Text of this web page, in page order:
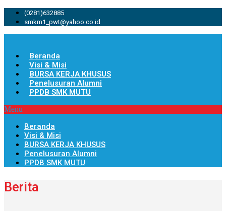
(0281)632885
smkm1_pwt@yahoo.co.id
Beranda
Visi & Misi
BURSA KERJA KHUSUS
Penelusuran Alumni
PPDB SMK MUTU
Menu
Beranda
Visi & Misi
BURSA KERJA KHUSUS
Penelusuran Alumni
PPDB SMK MUTU
Berita